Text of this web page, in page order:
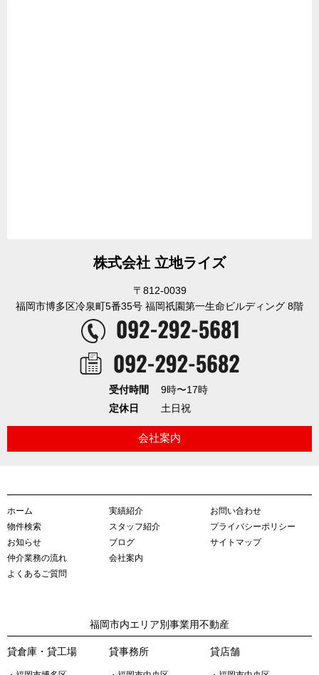
株式会社 立地ライズ
〒812-0039
福岡市博多区冷泉町5番35号 福岡祇園第一生命ビルディング 8階
受付時間
9時〜17時
定休日
土日祝
会社案内
ホーム
物件検索
お知らせ
仲介業務の流れ
よくあるご質問
実績紹介
スタッフ紹介
ブログ
会社案内
お問い合わせ
プライバシーポリシー
サイトマップ
福岡市内エリア別事業用不動産
貸倉庫・貸工場 貸事務所 貸店舗